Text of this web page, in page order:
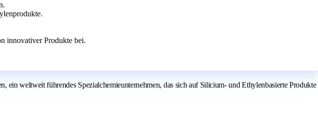
innovativer Produkte bei.
weltweit führendes Spezialchemieunternehmen, das sich auf Silicium- und Ethylenbasierte Produkte